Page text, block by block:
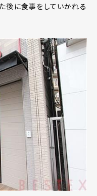
後に食事をしていかれる